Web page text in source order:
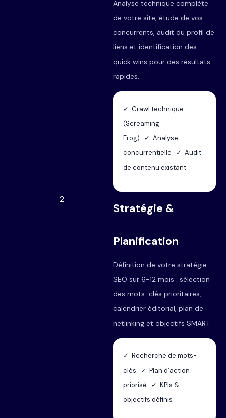
Analyse technique complète
de votre site, étude de vos
concurrents, audit du profil de
liens et identification des
quick wins pour des résultats
rapides.
✓ Crawl technique
(Screaming
Frog) ✓ Analyse
concurrentielle ✓ Audit
de contenu existant
2
Stratégie &
Planification
Définition de votre stratégie
SEO sur 6-12 mois : sélection
des mots-clés prioritaires,
calendrier éditorial, plan de
netlinking et objectifs SMART.
✓ Recherche de mots-
clés ✓ Plan d’action
priorisé ✓ KPIs &
objectifs définis